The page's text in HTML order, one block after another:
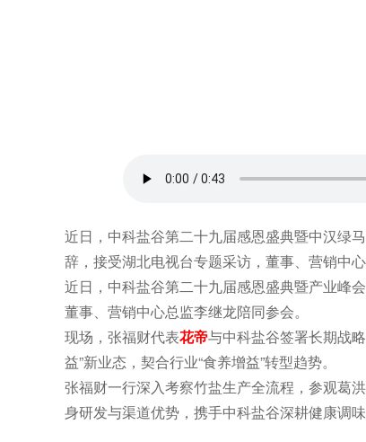
近日，中科盐谷第二十九届感恩盛典暨中汉绿
辞，接受湖北电视台专题采访，董事、营销中
近日，中科盐谷第二十九届感恩盛典暨产业峰
董事、营销中心总监李继龙陪同参会。
现场，张福财代表花帝与中科盐谷签署长期战
益”新业态，契合行业“食养增益”转型趋势。
张福财一行深入考察竹盐生产全流程，参观葛
身研发与渠道优势，携手中科盐谷深耕健康调